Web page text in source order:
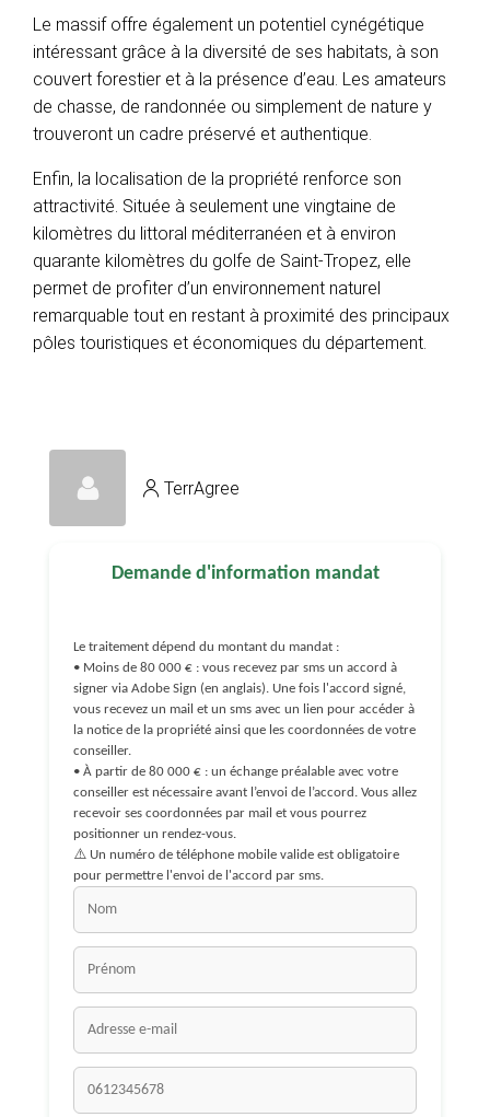
Le massif offre également un potentiel cynégétique
intéressant grâce à la diversité de ses habitats, à son
couvert forestier et à la présence d’eau. Les amateurs
de chasse, de randonnée ou simplement de nature y
trouveront un cadre préservé et authentique.
Enfin, la localisation de la propriété renforce son
attractivité. Située à seulement une vingtaine de
kilomètres du littoral méditerranéen et à environ
quarante kilomètres du golfe de Saint-Tropez, elle
permet de profiter d’un environnement naturel
remarquable tout en restant à proximité des principaux
pôles touristiques et économiques du département.
TerrAgree
Demande d'information mandat
Le traitement dépend du montant du mandat :
• Moins de 80 000 € : vous recevez par sms un accord à
signer via Adobe Sign (en anglais). Une fois l'accord signé,
vous recevez un mail et un sms avec un lien pour accéder à
la notice de la propriété ainsi que les coordonnées de votre
conseiller.
• À partir de 80 000 € : un échange préalable avec votre
conseiller est nécessaire avant l’envoi de l’accord. Vous allez
recevoir ses coordonnées par mail et vous pourrez
positionner un rendez-vous.
⚠️ Un numéro de téléphone mobile valide est obligatoire
pour permettre l'envoi de l'accord par sms.